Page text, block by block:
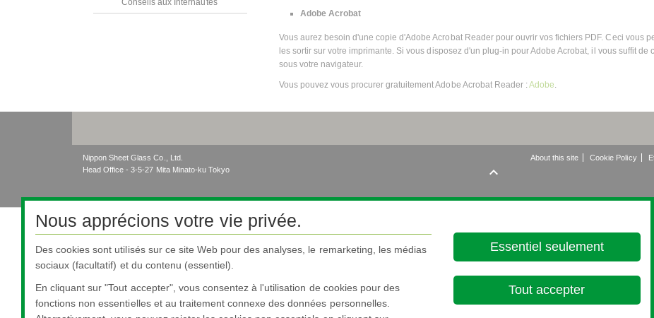
Adobe Acrobat
Vous aurez besoin d'une copie d'Adobe Acrobat Reader pour ouvrir vos fichiers PDF. Ceci vous
les sortir sur votre imprimante. Si vous disposez d'un plug-in pour Adobe Acrobat, il vous suffit
sous votre navigateur.
Vous pouvez vous procurer gratuitement Adobe Acrobat Reader :Adobe
Conseils aux Internautes
Nippon Sheet Glass Co., Ltd.
Head Office - 3-5-27 Mita Minato-ku Tokyo
About this site Cookie Policy

Nous apprécions votre vie privée.
Des cookies sont utilisés sur ce site Web pour des analyses, le remarketing, les médias
sociaux (facultatif) et du contenu (essentiel).
En cliquant sur "Tout accepter", vous consentez à l'utilisation de cookies pour des
fonctions non essentielles et au traitement connexe des données personnelles.
Essentiel seulement
Tout accepter